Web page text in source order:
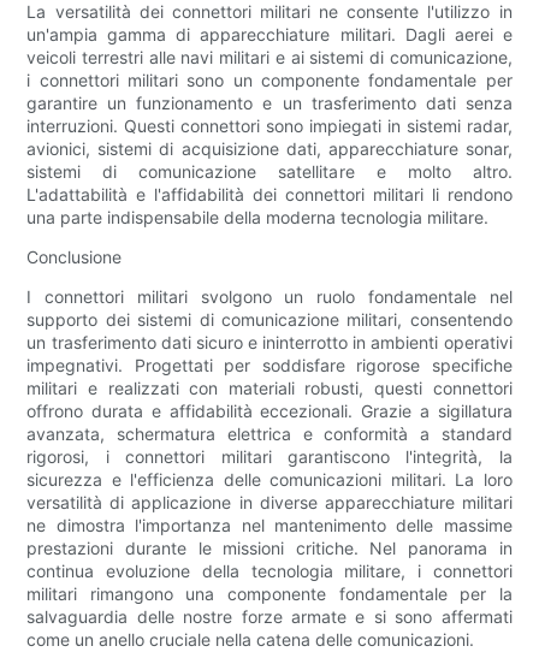
La versatilità dei connettori militari ne consente l'utilizzo in
un'ampia gamma di apparecchiature militari. Dagli aerei e
veicoli terrestri alle navi militari e ai sistemi di comunicazione,
i connettori militari sono un componente fondamentale per
garantire un funzionamento e un trasferimento dati senza
interruzioni. Questi connettori sono impiegati in sistemi radar,
avionici, sistemi di acquisizione dati, apparecchiature sonar,
sistemi di comunicazione satellitare e molto altro.
L'adattabilità e l'affidabilità dei connettori militari li rendono
una parte indispensabile della moderna tecnologia militare.
Conclusione
I connettori militari svolgono un ruolo fondamentale nel
supporto dei sistemi di comunicazione militari, consentendo
un trasferimento dati sicuro e ininterrotto in ambienti operativi
impegnativi. Progettati per soddisfare rigorose specifiche
militari e realizzati con materiali robusti, questi connettori
offrono durata e affidabilità eccezionali. Grazie a sigillatura
avanzata, schermatura elettrica e conformità a standard
rigorosi, i connettori militari garantiscono l'integrità, la
sicurezza e l'efficienza delle comunicazioni militari. La loro
versatilità di applicazione in diverse apparecchiature militari
ne dimostra l'importanza nel mantenimento delle massime
prestazioni durante le missioni critiche. Nel panorama in
continua evoluzione della tecnologia militare, i connettori
militari rimangono una componente fondamentale per la
salvaguardia delle nostre forze armate e si sono affermati
come un anello cruciale nella catena delle comunicazioni.